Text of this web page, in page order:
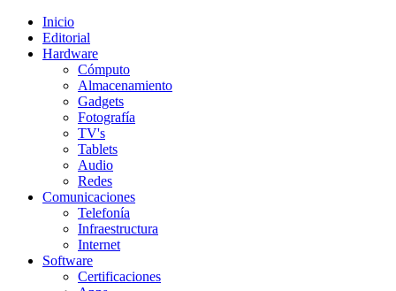
Inicio
Editorial
Hardware
Cómputo
Almacenamiento
Gadgets
Fotografía
TV's
Tablets
Audio
Redes
Comunicaciones
Telefonía
Infraestructura
Internet
Software
Certificaciones